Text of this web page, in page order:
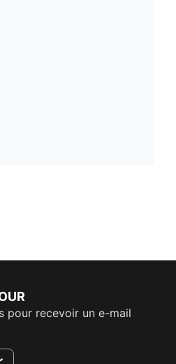
pour recevoir un e-mail